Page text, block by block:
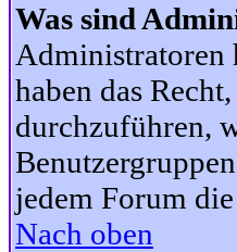
Was sind
Administratoren
haben das
durchzuführen,
jedem Forum
Nach oben